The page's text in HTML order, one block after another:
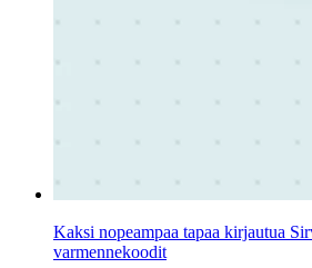
Kaksi nopeampaa tapaa kirjautua
varmennekoodit